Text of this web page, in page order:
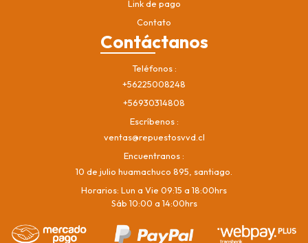
Link de pago
Contato
Contáctanos
Teléfonos
+56225008248
+56930314808
Escríbenos
ventas@repuestosvvd.cl
Encuentranos
10 de julio huamachuco 895, santiago.
Horarios: Lun a Vie 09:15 a 18:00hrs
Sáb 10:00 a 14:00hrs